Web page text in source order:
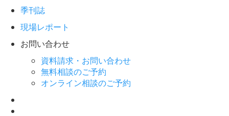
季刊誌
現場レポート
お問い合わせ
資料請求・お問い合わせ
無料相談のご予約
オンライン相談のご予約